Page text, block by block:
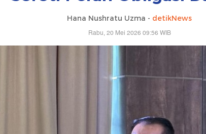
Hana Nushratu Uzma - detikNews
Rabu, 20 Mei 2026 09:56 WIB